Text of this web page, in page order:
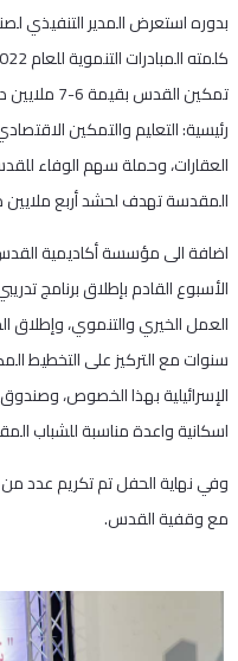
بدوره استعرض المدير
تمكين
رئيسية: التعليم والتمكين
العقارات، وحملة سهم الوفاء
المقدسة تهدف لحشد أربع ملايين
اضافة الى مؤسسة أكاديمية
سنوات مع التركيز على التخطيط
الإسرائيلية بهذا الخصوص،
اسكانية واعدة مناسبة للشباب
وفي نهاية الحفل تم تكريم عدد
مع وقفية القدس.